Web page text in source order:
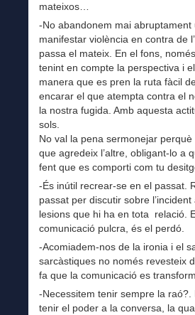
mateixos…
-No abandonem mai
manifestar violència en contra de
passa el mateix. En el fons,
tenint en compte la perspectiva i
manera que es pren la ruta fàcil
encarar el que atempta contra el
la nostra fugida. Amb aquesta
sols.
No val la pena sermonejar
que agredeix l’altre, obligant-lo a
fent que es comporti com tu
-És inútil recrear-se en el passat.
passat per discutir sobre
lesions que hi ha en tota relació.
comunicació pulcra, és el perdó.
-Acomiadem-nos de la ironia i el
sarcàstiques no només revesteix
fa que la comunicació es
-Necessitem tenir sempre la
tenir el poder a la conversa, la